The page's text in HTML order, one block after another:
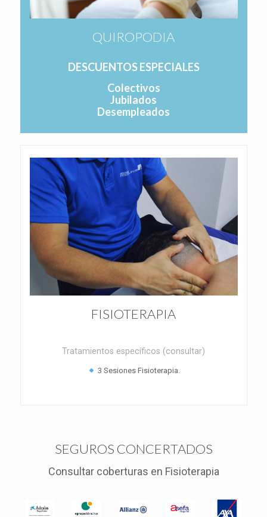
QUIROPODIA
DESCUENTOS ESPECIALES
Colectivos
Jubilados
Desempleados
FISIOTERAPIA
Tratamientos específicos (consultar)
3 Sesiones Fisioterapia.
SEGUROS CONCERTADOS
Consultar coberturas en Fisioterapia